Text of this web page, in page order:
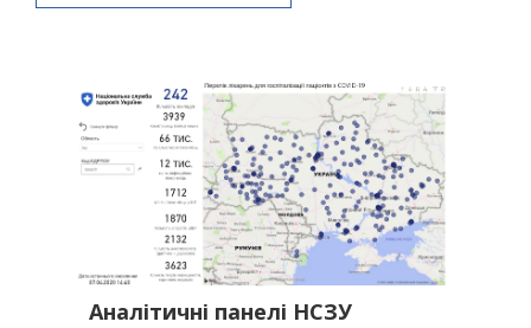
Аналітичні панелі НСЗУ